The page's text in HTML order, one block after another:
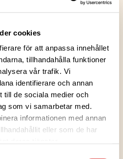
cookies
för att anpassa innehållet
tillhandahålla funktioner
vår trafik. Vi
identifierare och annan
till de sociala medier och
som vi samarbetar med.
informationen med annan
eller som de har